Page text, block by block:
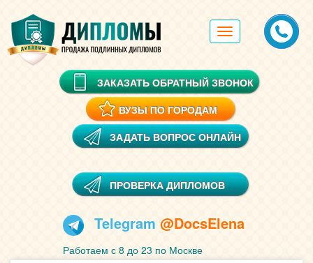
Toggle
navigation
ЗАКАЗАТЬ ОБРАТНЫЙ ЗВОНОК
ВУЗЫ ПО ГОРОДАМ
ЗАДАТЬ ВОПРОС ОНЛАЙН
ПРОВЕРКА ДИПЛОМОВ
Telegram @DocsElena
Работаем с 8 до 23 по Москве